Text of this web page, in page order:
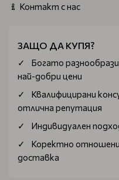
Контакт с нас
ЗАЩО ДА КУПЯ?
Богатo
най-добри цени
Квалифицирани
отлична репутация
Индивидуален
Коректно
доставка